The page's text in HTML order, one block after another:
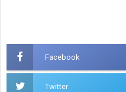
Facebook
Twitter